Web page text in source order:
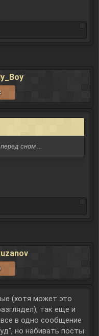
сном ...
(хотя может это
так еще и
в одно сообщение
но набивать посты